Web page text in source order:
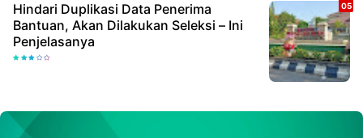
Hindari Duplikasi Data Penerima
Bantuan, Akan Dilakukan Seleksi – Ini
Penjelasanya